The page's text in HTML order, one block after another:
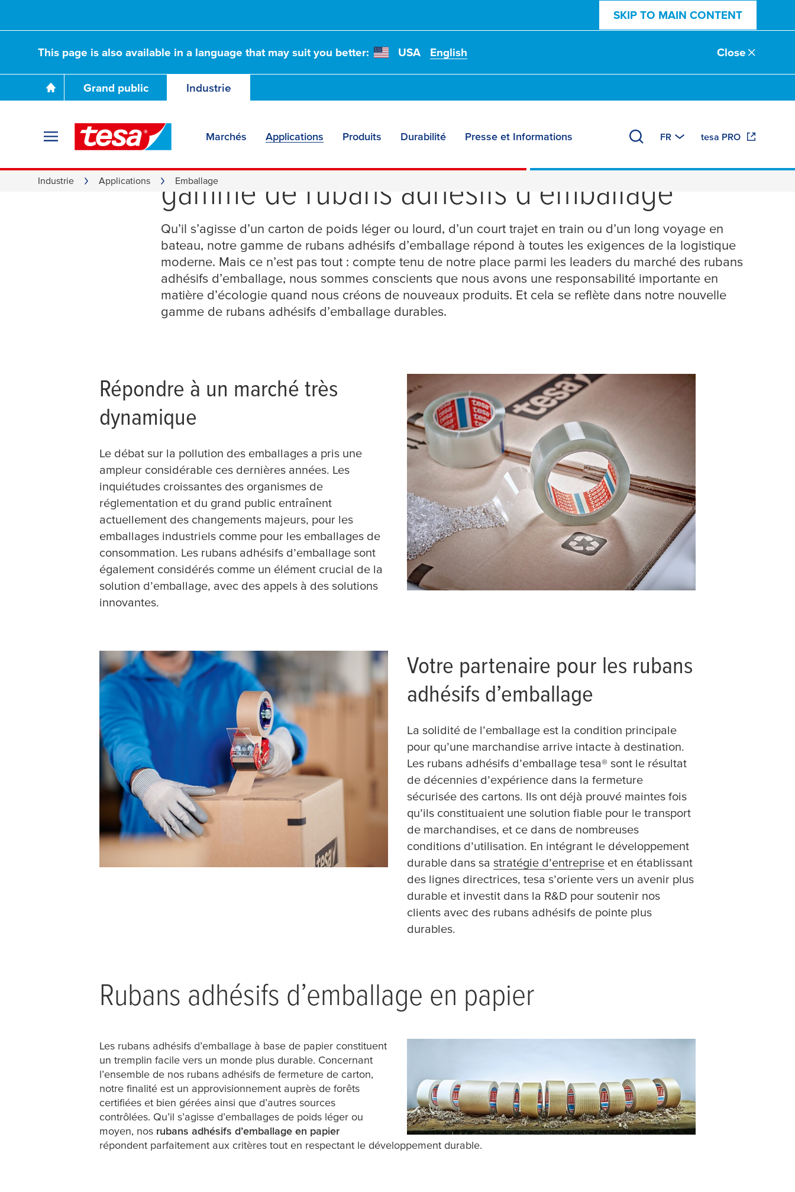
SKIP TO MAIN CONTENT
This page is also available in a language that may suit you better: USA English Close
Grand public Industrie
Marchés Applications Produits Durabilité Presse et Informations FR tesa PRO
Industrie Applications Emballage
Contribuer au développement durable – notre
gamme de rubans adhésifs d’emballage
Qu’il s’agisse d’un carton de poids léger ou lourd, d’un court trajet en train ou d’un long voyage en
bateau, notre gamme de rubans adhésifs d’emballage répond à toutes les exigences de la logistique
moderne. Mais ce n’est pas tout : compte tenu de notre place parmi les leaders du marché des rubans
adhésifs d’emballage, nous sommes conscients que nous avons une responsabilité importante en
matière d’écologie quand nous créons de nouveaux produits. Et cela se reflète dans notre nouvelle
gamme de rubans adhésifs d’emballage durables.
Répondre à un marché très
dynamique
Le débat sur la pollution des emballages a pris une
ampleur considérable ces dernières années. Les
inquiétudes croissantes des organismes de
réglementation et du grand public entraînent
actuellement des changements majeurs, pour les
emballages industriels comme pour les emballages de
consommation. Les rubans adhésifs d’emballage sont
également considérés comme un élément crucial de la
solution d’emballage, avec des appels à des solutions
innovantes.
Votre partenaire pour les rubans
adhésifs d’emballage
La solidité de l’emballage est la condition principale
pour qu’une marchandise arrive intacte à destination.
Les rubans adhésifs d’emballage tesa® sont le résultat
de décennies d’expérience dans la fermeture
sécurisée des cartons. Ils ont déjà prouvé maintes fois
qu’ils constituaient une solution fiable pour le transport
de marchandises, et ce dans de nombreuses
conditions d’utilisation. En intégrant le développement
durable dans sa stratégie d’entreprise et en établissant
des lignes directrices, tesa s’oriente vers un avenir plus
durable et investit dans la R&D pour soutenir nos
clients avec des rubans adhésifs de pointe plus
durables.
Rubans adhésifs d’emballage en papier
Les rubans adhésifs d’emballage à base de papier constituent
un tremplin facile vers un monde plus durable. Concernant
l’ensemble de nos rubans adhésifs de fermeture de carton,
notre finalité est un approvisionnement auprès de forêts
certifiées et bien gérées ainsi que d’autres sources
contrôlées. Qu’il s’agisse d’emballages de poids léger ou
moyen, nos rubans adhésifs d’emballage en papier
répondent parfaitement aux critères tout en respectant le développement durable.